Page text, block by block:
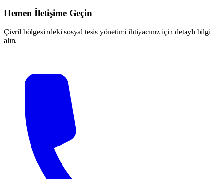
Hemen İletişime Geçin
Çivril bölgesindeki sosyal tesis yönetimi ihtiyacınız için detaylı bilgi
alın.